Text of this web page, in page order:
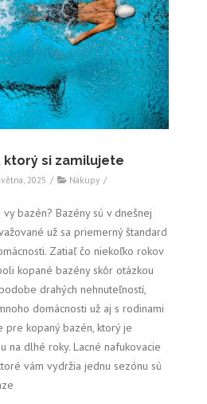
ktorý si zamilujete
2025 / Nákupy /
vy bazén? Bazény sú v dnešnej
už sa priemerný štandard
Zatiaľ čo niekoľko rokov
kopané bazény skôr otázkou
drahých nehnuteľností,
domácnosti už aj s rodinami
pre kopaný bazén, ktorý je
na dlhé roky. Lacné nafukovacie
vám vydržia jednu sezónu sú